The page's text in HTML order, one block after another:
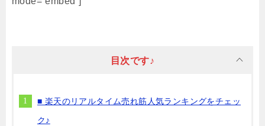
目次です♪
■ 楽天のリアルタイム売れ筋人気ランキングをチェッ
ク♪